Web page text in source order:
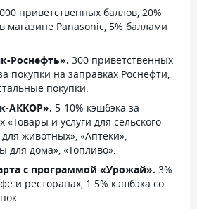
приветственных баллов, 20%
магазине Panasonic, 5% баллами
Роснефть». 300 приветственных
покупки на заправках Роснефти,
покупки.
АККОР». 5-10% кэшбэка за
«Товары и услуги для сельского
животных», «Аптеки»,
для дома», «Топливо».
с программой «Урожай». 3%
и ресторанах, 1.5% кэшбэка со